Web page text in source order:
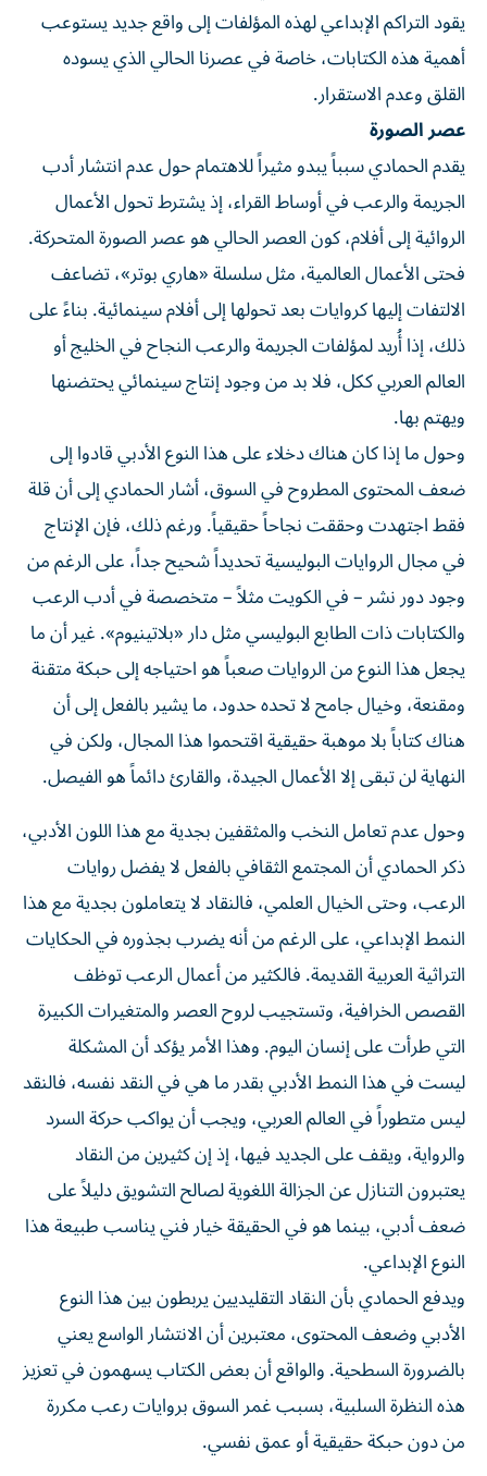
يقود التراكم الإبداعي لهذه المؤلفات إلى واقع جديد يستوعب
أهمية هذه الكتابات، خاصة في عصرنا الحالي الذي يسوده
القلق وعدم الاستقرار.
عصر الصورة
يقدم الحمادي سبباً يبدو مثيراً للاهتمام حول عدم انتشار أدب
الجريمة والرعب في أوساط القراء، إذ يشترط تحول الأعمال
الروائية إلى أفلام، كون العصر الحالي هو عصر الصورة المتحركة.
فحتى الأعمال العالمية، مثل سلسلة «هاري بوتر»، تضاعف
الالتفات إليها كروايات بعد تحولها إلى أفلام سينمائية. بناءً على
ذلك، إذا أُريد لمؤلفات الجريمة والرعب النجاح في الخليج أو
العالم العربي ككل، فلا بد من وجود إنتاج سينمائي يحتضنها
ويهتم بها.
وحول ما إذا كان هناك دخلاء على هذا النوع الأدبي قادوا إلى
ضعف المحتوى المطروح في السوق، أشار الحمادي إلى أن قلة
فقط اجتهدت وحققت نجاحاً حقيقياً. ورغم ذلك، فإن الإنتاج
في مجال الروايات البوليسية تحديداً شحيح جداً، على الرغم من
وجود دور نشر – في الكويت مثلاً – متخصصة في أدب الرعب
والكتابات ذات الطابع البوليسي مثل دار «بلاتينيوم». غير أن ما
يجعل هذا النوع من الروايات صعباً هو احتياجه إلى حبكة متقنة
ومقنعة، وخيال جامح لا تحده حدود، ما يشير بالفعل إلى أن
هناك كتاباً بلا موهبة حقيقية اقتحموا هذا المجال، ولكن في
النهاية لن تبقى إلا الأعمال الجيدة، والقارئ دائماً هو الفيصل.
وحول عدم تعامل النخب والمثقفين بجدية مع هذا اللون الأدبي،
ذكر الحمادي أن المجتمع الثقافي بالفعل لا يفضل روايات
الرعب، وحتى الخيال العلمي، فالنقاد لا يتعاملون بجدية مع هذا
النمط الإبداعي، على الرغم من أنه يضرب بجذوره في الحكايات
التراثية العربية القديمة. فالكثير من أعمال الرعب توظف
القصص الخرافية، وتستجيب لروح العصر والمتغيرات الكبيرة
التي طرأت على إنسان اليوم. وهذا الأمر يؤكد أن المشكلة
ليست في هذا النمط الأدبي بقدر ما هي في النقد نفسه، فالنقد
ليس متطوراً في العالم العربي، ويجب أن يواكب حركة السرد
والرواية، ويقف على الجديد فيها، إذ إن كثيرين من النقاد
يعتبرون التنازل عن الجزالة اللغوية لصالح التشويق دليلاً على
ضعف أدبي، بينما هو في الحقيقة خيار فني يناسب طبيعة هذا
النوع الإبداعي.
ويدفع الحمادي بأن النقاد التقليديين يربطون بين هذا النوع
الأدبي وضعف المحتوى، معتبرين أن الانتشار الواسع يعني
بالضرورة السطحية. والواقع أن بعض الكتاب يسهمون في تعزيز
هذه النظرة السلبية، بسبب غمر السوق بروايات رعب مكررة
من دون حبكة حقيقية أو عمق نفسي.